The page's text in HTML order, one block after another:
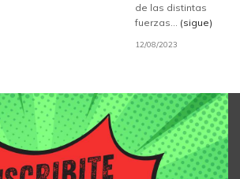
de las distintas
fuerzas... (sigue)
12/08/2023